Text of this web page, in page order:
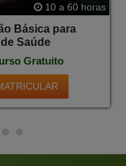
10 a 60 horas
Básica para
Saúde
Gratuito